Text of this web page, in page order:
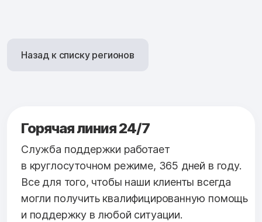
Назад к списку регионов
Горячая линия 24/7
Служба поддержки работает
в круглосуточном режиме, 365 дней в году.
Все для того, чтобы наши клиенты всегда
могли получить квалифицированную помощь
и поддержку в любой ситуации.